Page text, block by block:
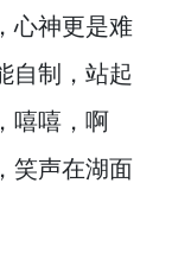
心神更是难
自制， 站起
嘻嘻， 啊
笑声在湖面